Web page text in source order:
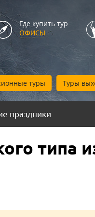
Где купить тур
ОФИСЫ
туры Туры
праздники
типа